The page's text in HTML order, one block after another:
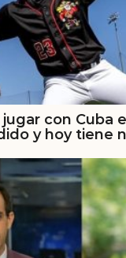
con Cuba
y hoy tiene